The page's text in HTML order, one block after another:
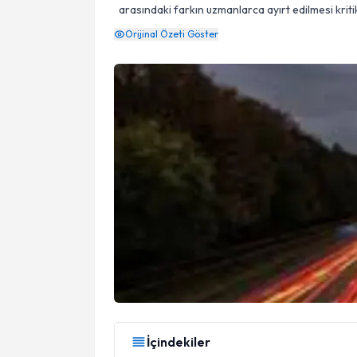
arasındaki farkın uzmanlarca ayırt edilmesi
Orijinal Özeti Göster
İçindekiler